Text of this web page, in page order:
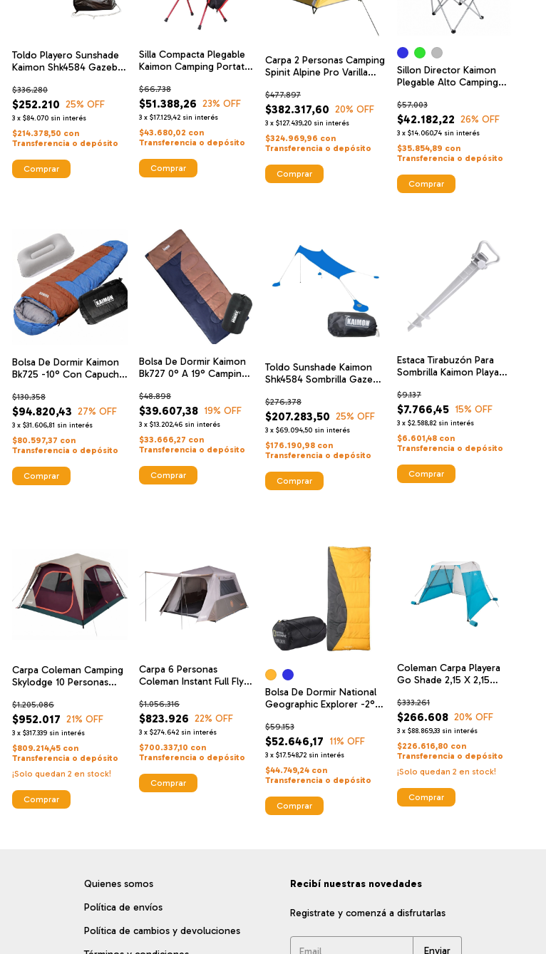
Toldo Playero Sunshade
Kaimon Shk4584 Gazebo
$252.210
$336.280
25% OFF
3 x $84.070 sin interés
$214.378,50 con
Transferencia o depósito
Comprar
Silla Compacta Plegable
Kaimon Camping Portatil
$51.388,26
$66.738
23% OFF
3 x $17.129,42 sin interés
$43.680,02 con
Transferencia o depósito
Comprar
Carpa 2 Personas Camping
Spinit Alpine Pro Varilla
$382.317,60
$477.897
20% OFF
3 x $127.439,20 sin interés
$324.969,96 con
Transferencia o depósito
Comprar
Sillon Director Kaimon
Plegable Alto Camping
$42.182,22
$57.003
26% OFF
3 x $14.060,74 sin interés
$35.854,89 con
Transferencia o depósito
Comprar
Bolsa De Dormir Kaimon
Bk725 -10° Con Capucha
$94.820,43
$130.358
27% OFF
3 x $31.606,81 sin interés
$80.597,37 con
Transferencia o depósito
Comprar
Bolsa De Dormir Kaimon
Bk727 0° A 19° Camping
$39.607,38
$48.898
19% OFF
3 x $13.202,46 sin interés
$33.666,27 con
Transferencia o depósito
Comprar
Toldo Sunshade Kaimon
Shk4584 Sombrilla Gazebo
$207.283,50
$276.378
25% OFF
3 x $69.094,50 sin interés
$176.190,98 con
Transferencia o depósito
Comprar
Estaca Tirabuzón Para
Sombrilla Kaimon Playa
$7.766,45
$9.137
15% OFF
3 x $2.588,82 sin interés
$6.601,48 con
Transferencia o depósito
Comprar
Carpa Coleman Camping
Skylodge 10 Personas
$952.017
$1.205.086
21% OFF
3 x $317.339 sin interés
$809.214,45 con
Transferencia o depósito
¡Solo quedan 2 en stock!
Carpa 6 Personas
Coleman Instant Full Fly
$823.926
$1.056.316
22% OFF
3 x $274.642 sin interés
$700.337,10 con
Transferencia o depósito
Comprar
Bolsa De Dormir National
Geographic Explorer -2°c
$52.646,17
$59.153
11% OFF
3 x $17.548,72 sin interés
$44.749,24 con
Transferencia o depósito
Comprar
Coleman Carpa Playera
Go Shade 2,15 X 2,15
$266.608
$333.261
20% OFF
3 x $88.869,33 sin interés
$226.616,80 con
Transferencia o depósito
¡Solo quedan 2 en stock!
Quienes somos
Política de envíos
Política de cambios y devoluciones
Recibí nuestras novedades
Registrate y comenzá a disfrutarlas